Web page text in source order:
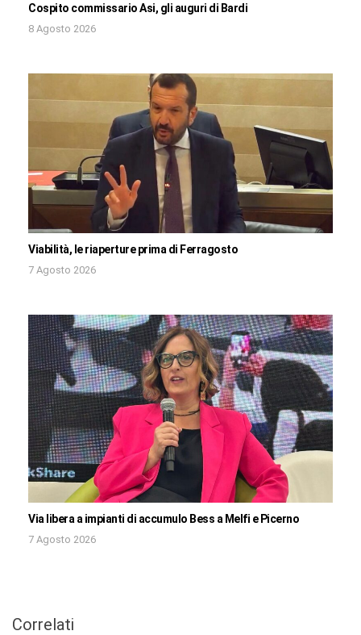
Cospito commissario Asi, gli auguri di Bardi
8 Agosto 2026
Viabilità, le riaperture prima di Ferragosto
7 Agosto 2026
Via libera a impianti di accumulo Bess a Melfi e Picerno
7 Agosto 2026
Correlati